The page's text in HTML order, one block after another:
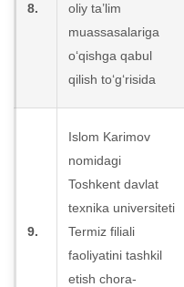
8.
oliy ta’lim
muassasalariga
o‘qishga qabul
qilish to‘g‘risida
9.
Islom Karimov
nomidagi
Toshkent davlat
texnika universiteti
Termiz filiali
faoliyatini tashkil
etish chora-